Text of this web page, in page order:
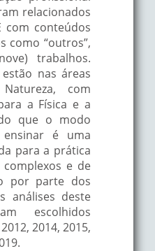
relacionados
com conteúdos
como “outros”,
trabalhos.
nas áreas
com
a Física e a
que o modo
é uma
para a prática
e de
por parte dos
análises deste
escolhidos
2014, 2015,